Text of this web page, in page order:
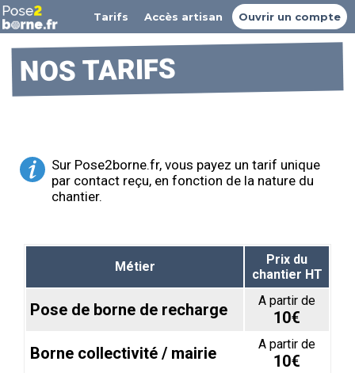
Tarifs Accès artisan Ouvrir un compte
NOS TARIFS
Sur Pose2borne.fr, vous payez un tarif unique
par contact reçu, en fonction de la nature du
chantier.
Métier
Prix du
chantier HT
Pose de borne de recharge A partir de
10€
Borne collectivité / mairie
A partir de
10€